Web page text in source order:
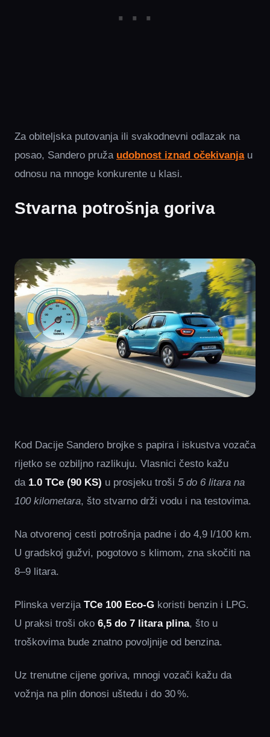
Za obiteljska putovanja ili svakodnevni odlazak na
posao, Sandero pruža udobnost iznad očekivanjau
odnosu na mnoge konkurente u klasi.
Stvarna potrošnja goriva
Kod Dacije Sandero brojke s papira i iskustva vozača
rijetko se ozbiljno razlikuju. Vlasnici često kažu
da 1.0 TCe (90 KS) u prosjeku troši 5 do 6 litara na
100 kilometara, što stvarno drži vodu i na testovima.
Na otvorenoj cesti potrošnja padne i do 4,9 l/100 km.
U gradskoj gužvi, pogotovo s klimom, zna skočiti na
8–9 litara.
Plinska verzija TCe 100 Eco-G koristi benzin i LPG.
U praksi troši oko 6,5 do 7 litara plina, što u
troškovima bude znatno povoljnije od benzina.
Uz trenutne cijene goriva, mnogi vozači kažu da
vožnja na plin donosi uštedu i do 30 %.